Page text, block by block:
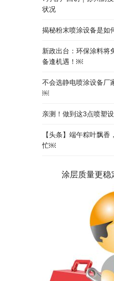
状况
揭秘粉末喷涂设备是
新政出台：环保涂料将
备逢机遇！￼
不会选静电喷涂设备厂
￼
亲测！做到这3点喷塑
【头条】端午粽叶飘
忙￼
涂层质量更稳